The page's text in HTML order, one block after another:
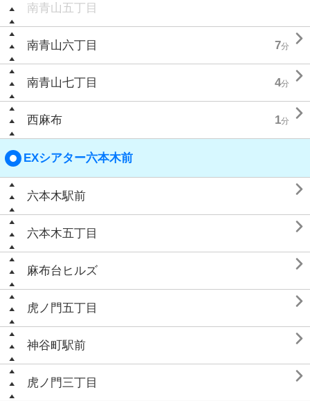
南青山五丁目
南青山六丁目 7分 
南青山七丁目 4分 
西麻布 1分 
EXシアター六本木前
六本木駅前 
六本木五丁目 
麻布台ヒルズ 
虎ノ門五丁目 
神谷町駅前 
虎ノ門三丁目 